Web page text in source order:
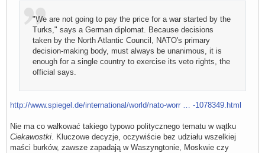
"We are not going to pay the price for a war started by the
Turks," says a German diplomat. Because decisions
taken by the North Atlantic Council, NATO's primary
decision-making body, must always be unanimous, it is
enough for a single country to exercise its veto rights, the
official says.
http://www.spiegel.de/international/world/nato-worr … -1078349.html
Nie ma co wałkować takiego typowo politycznego tematu w wątku
Ciekawostki. Kluczowe decyzje, oczywiście bez udziału wszelkiej
maści burków, zawsze zapadają w Waszyngtonie, Moskwie czy